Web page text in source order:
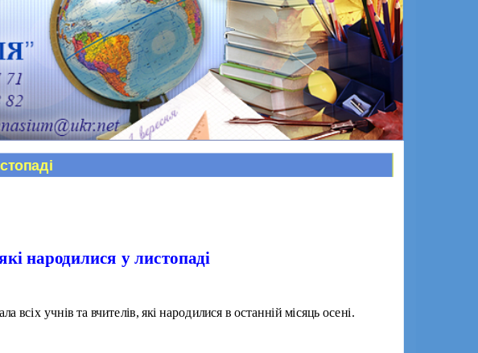
народилися у листопаді
всіх учнів та вчителів, які народилися в останній місяць осені.